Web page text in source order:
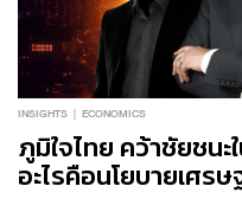
INSIGHTS ECONOMICS
ภูมิใจไทย คว้าชัยชน
อะไรคือนโยบายเศ